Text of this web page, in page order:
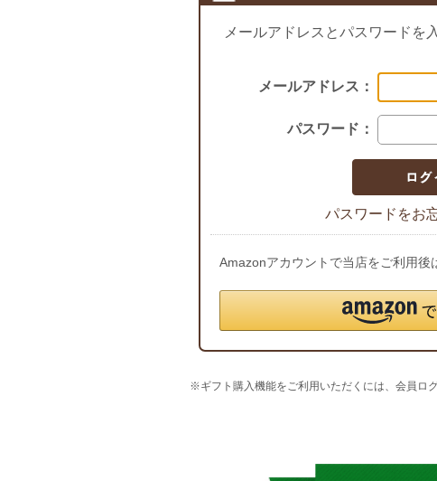
メールアドレスとパスワードを
メールアドレス：
パスワード：
パスワードをお
Amazonアカウントで当店をご利用後
※ギフト購入機能をご利用いただくには、会員ログ